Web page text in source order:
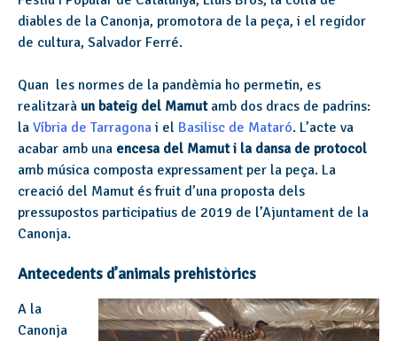
diables de la Canonja, promotora de la peça, i el regidor
de cultura, Salvador Ferré.
Quan les normes de la pandèmia ho permetin, es
realitzarà un bateig del Mamutamb dos dracs de padrins:
la Víbria de Tarragona i el Basilisc de Mataró. L’acte va
acabar amb una encesa del Mamut i la dansa de protocol
amb música composta expressament per la peça. La
creació del Mamut és fruit d’una proposta dels
pressupostos participatius de 2019 de l’Ajuntament de la
Canonja.
Antecedents d’animals prehistòrics
A la
Canonja